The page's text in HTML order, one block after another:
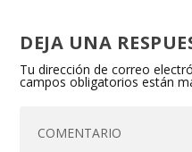
DEJA UNA
Tu dirección de correo
campos obligatorios están